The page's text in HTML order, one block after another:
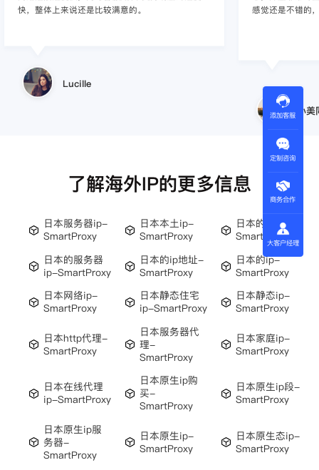
感觉还是不错的，非常推荐身边的同行使用。
小美同学
商，不是断网就
王伟
了解海外IP的更多信息
日本服务器ip-
SmartProxy
日本本土ip-
SmartProxy
日本的代理ip-
SmartProxy
日本的服务器
ip-SmartProxy
日本的ip地址-
SmartProxy
日本的ip-
SmartProxy
日本网络ip-
SmartProxy
日本静态住宅
ip-SmartProxy
日本静态ip-
SmartProxy
日本http代理-
SmartProxy
日本服务器代
理-
SmartProxy
日本家庭ip-
SmartProxy
日本在线代理
ip-SmartProxy
日本原生ip购
买-
SmartProxy
日本原生ip段-
SmartProxy
日本原生ip服
务器-
SmartProxy
日本原生ip-
SmartProxy
日本原生态ip-
SmartProxy
添加客服
定制咨询
商务合作
大客户经理